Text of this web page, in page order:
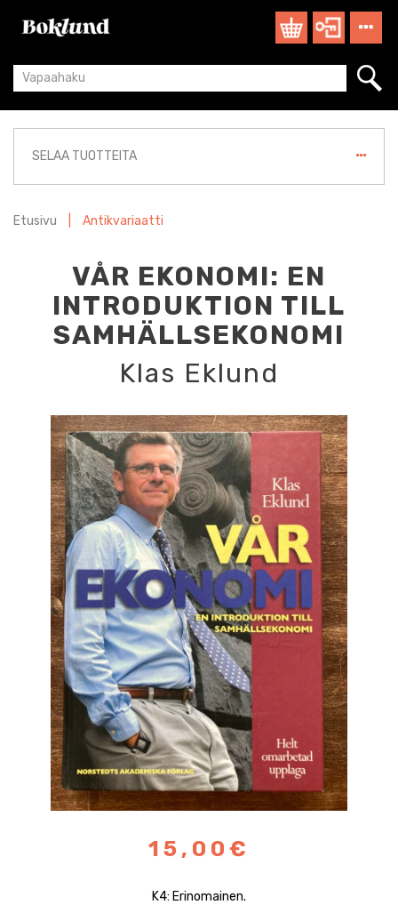
SELAA TUOTTEITA
Etusivu Antikvariaatti
VÅR EKONOMI: EN
INTRODUKTION TILL
SAMHÄLLSEKONOMI
Klas Eklund
15,00€
K4: Erinomainen.